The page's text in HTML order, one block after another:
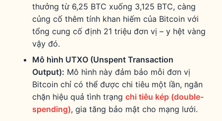
thưởng từ 6,25 BTC xuống 3,125 BTC, càng
củng cố thêm tính khan hiếm của Bitcoin với
tổng cung cố định 21 triệu đơn vị – y hệt vàng
vậy đó.
Mô hình UTXO (Unspent Transaction
Output): Mô hình này đảm bảo mỗi đơn vị
Bitcoin chỉ có thể được chi tiêu một lần, ngăn
chặn hiệu quả tình trạngchi tiêu kép (double-
spending), gia tăng bảo mật cho mạng lưới.